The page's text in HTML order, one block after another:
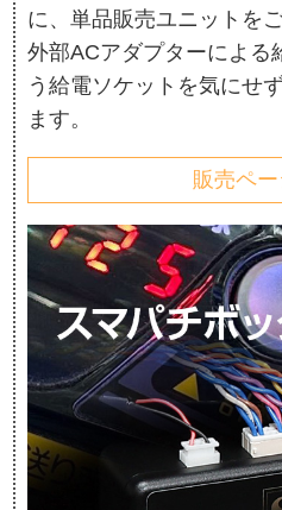
に、単品販売ユニットをご
外部ACアダプターによる
う給電ソケットを気にせ
ます。
販売ペ